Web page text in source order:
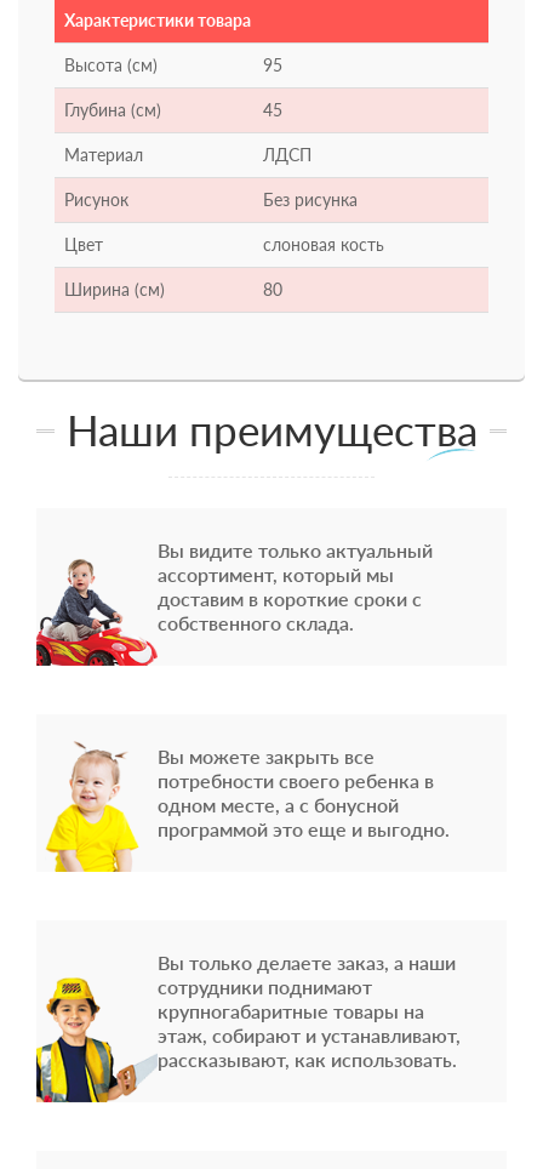
Характеристики товара
Высота (см) 95
Глубина (см) 45
Материал ЛДСП
Рисунок Без рисунка
Цвет слоновая кость
Ширина (см) 80
Наши преимущества
Вы видите только актуальный
ассортимент, который мы
доставим в короткие сроки с
собственного склада.
Вы можете закрыть все
потребности своего ребенка в
одном месте, а с бонусной
программой это еще и выгодно.
Вы только делаете заказ, а наши
сотрудники поднимают
крупногабаритные товары на
этаж, собирают и устанавливают,
рассказывают, как использовать.